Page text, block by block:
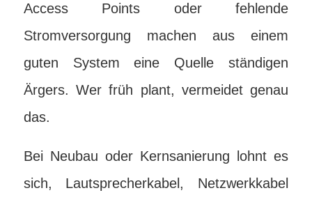
Access Points oder fehlende
Stromversorgung machen aus einem
guten System eine Quelle ständigen
Ärgers. Wer früh plant, vermeidet genau
das.
Bei Neubau oder Kernsanierung lohnt es
sich, Lautsprecherkabel, Netzwerkkabel